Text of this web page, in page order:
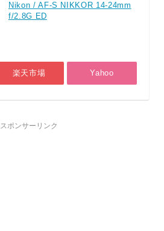
Nikon / AF-S NIKKOR 14-24mm
f/2.8G ED
楽天市場 Yahoo
スポンサーリンク